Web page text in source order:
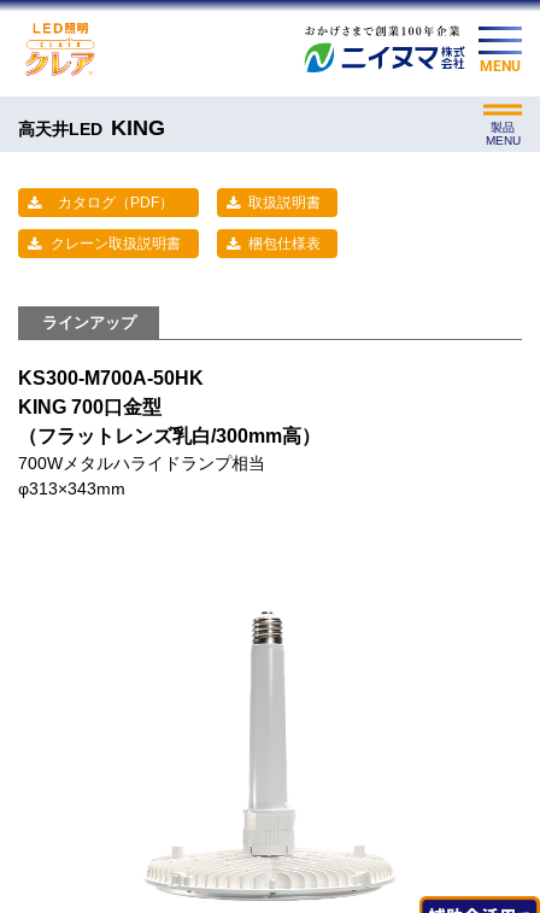
MENU
高天井LED KING
製品
MENU
カタログ（PDF） 取扱説明書
クレーン取扱説明書 梱包仕様表
ラインアップ
KS300-M700A-50HK
KING 700口金型
（フラットレンズ乳白/300mm高）
700Wメタルハライドランプ相当
φ313×343mm